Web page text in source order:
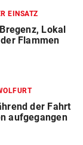
EINSATZ
Lokal
Flammen
der Fahrt
aufgegangen